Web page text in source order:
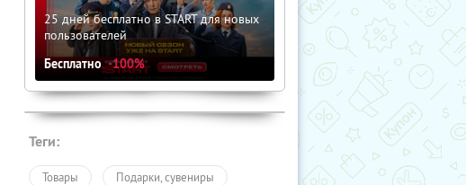
25 дней бесплатно в START для новых
пользователей
Бесплатно -100%
Теги:
Товары Подарки, сувениры